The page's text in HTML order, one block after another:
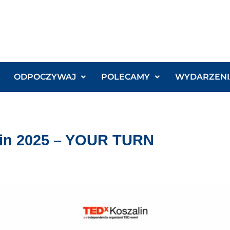
ODPOCZYWAJ POLECAMY
2025 – YOUR TURN